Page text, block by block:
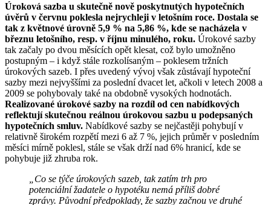
Úroková sazba u skutečně nově poskytnutých hypotečních
úvěrů v červnu poklesla nejrychleji v letošním roce. Dostala se
tak z květnové úrovně 5,9 % na 5,86 %, kde se nacházela v
březnu letošního, resp. v říjnu minulého, roku. Úrokové sazby
tak začaly po dvou měsících opět klesat, což bylo umožněno
postupným – i když stále rozkolísaným – poklesem tržních
úrokových sazeb. I přes uvedený vývoj však zůstávají hypoteční
sazby mezi nejvyššími za poslední dvacet let, ačkoli v letech 2008 a
2009 se pohybovaly také na obdobně vysokých hodnotách.
Realizované úrokové sazby na rozdíl od cen nabídkových
reflektují skutečnou reálnou úrokovou sazbu u podepsaných
hypotečních smluv. Nabídkové sazby se nejčastěji pohybují v
relativně širokém rozpětí mezi 6 až 7 %, jejich průměr v posledním
měsíci mírně poklesl, stále se však drží nad 6% hranicí, kde se
pohybuje již zhruba rok.
„Co se týče úrokových sazeb, tak zatím trh pro
potenciální žadatele o hypotéku nemá příliš dobré
zprávy. Původní předpoklady, že sazby začnou ve druhé